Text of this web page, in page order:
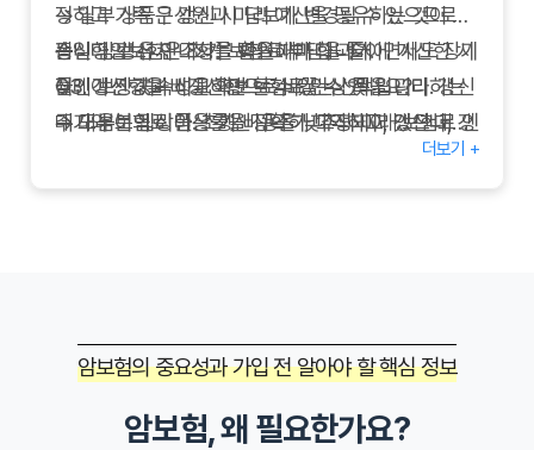
→ 일부 상품은 갱신 시 담보가 변경될 수 있으므로
동일 담보 유지 조항을 확인해야 합니다.
Q3.갱신형을 비갱신형으로 바꿀 수 있나요?
→ 대부분의 상품은 갱신 구조가 고정되어 있으나, 갱
신 시점에 다른 상품으로 갈아타는 대체 전략은 가능
합니다.
정하고 가족 구성원과 미리 예산을 공유하는 것이 좋
습니다. 갱신 안내서를 받을 때마다 과거에 계산한 시
뮬레이션 값과 비교하면 보험료 인상 폭을 관리하는
데 도움이 됩니다. 초기 비용을 낮추되 미래 보험료 인
상 위험을 감수하는 구조임을 인지하고, 장기 재무 계
획과 건강 관리 전략을 병행해 갱신형 상품의 장점을
갱신형암보험은 초기 보험료 부담을 줄이면서도 장기
적인 보장 지속성을 확보할 수 있는 선택입니다. 갱신
주기와 보험료 인상률을 정확히 파악하고, 갱신 대비
예치금을 마련하여 안정적으로 보험을 유지하시기 바
랍니다. 갱신형암보험을 통해 합리적인 비용으로 지
더보기 +
암보험의 중요성과 가입 전 알아야 할 핵심 정보
암보험, 왜 필요한가요?